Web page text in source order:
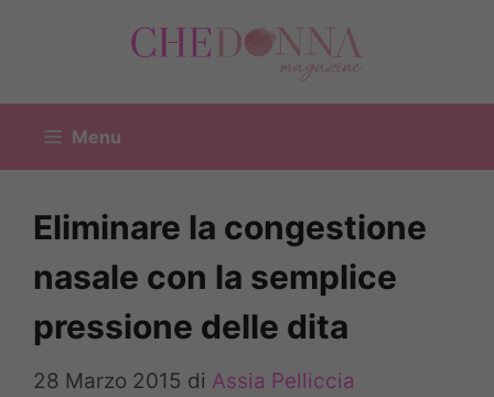
Menu
Eliminare la congestione
nasale con la semplice
pressione delle dita
28 Marzo 2015 di Assia Pelliccia